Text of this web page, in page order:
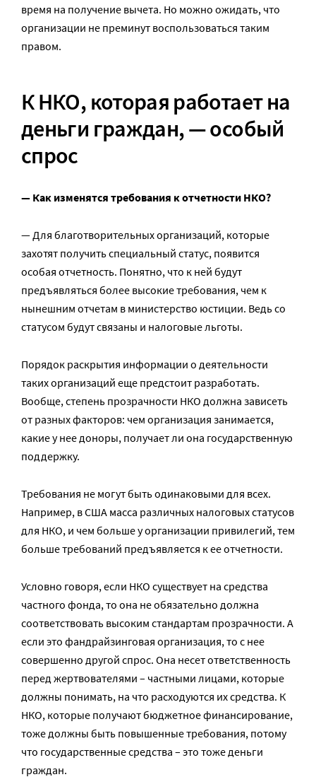
время на получение вычета. Но можно ожидать, что
организации не преминут воспользоваться таким
правом.
К НКО, которая работает на
деньги граждан, — особый
спрос
— Как изменятся требования к отчетности НКО?
— Для благотворительных организаций, которые
захотят получить специальный статус, появится
особая отчетность. Понятно, что к ней будут
предъявляться более высокие требования, чем к
нынешним отчетам в министерство юстиции. Ведь со
статусом будут связаны и налоговые льготы.
Порядок раскрытия информации о деятельности
таких организаций еще предстоит разработать.
Вообще, степень прозрачности НКО должна зависеть
от разных факторов: чем организация занимается,
какие у нее доноры, получает ли она государственную
поддержку.
Требования не могут быть одинаковыми для всех.
Например, в США масса различных налоговых статусов
для НКО, и чем больше у организации привилегий, тем
больше требований предъявляется к ее отчетности.
Условно говоря, если НКО существует на средства
частного фонда, то она не обязательно должна
соответствовать высоким стандартам прозрачности. А
если это фандрайзинговая организация, то с нее
совершенно другой спрос. Она несет ответственность
перед жертвователями – частными лицами, которые
должны понимать, на что расходуются их средства. К
НКО, которые получают бюджетное финансирование,
тоже должны быть повышенные требования, потому
что государственные средства – это тоже деньги
граждан.